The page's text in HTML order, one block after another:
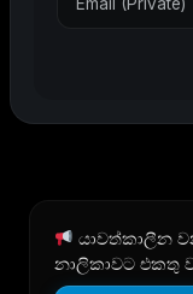
යාවත්කාලීන
නාලිකාවට එකතු